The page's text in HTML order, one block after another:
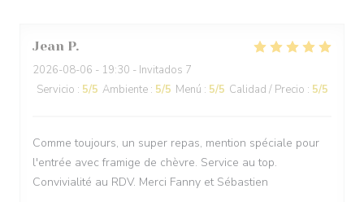
Jean P
2026-08-06 - 19:30 - Invitados 7
Servicio : 5/5 Ambiente : 5/5 Menú : 5/5 Calidad / Precio : 5/5
Comme toujours, un super repas, mention spéciale pour
l'entrée avec framige de chèvre. Service au top.
Convivialité au RDV. Merci Fanny et Sébastien